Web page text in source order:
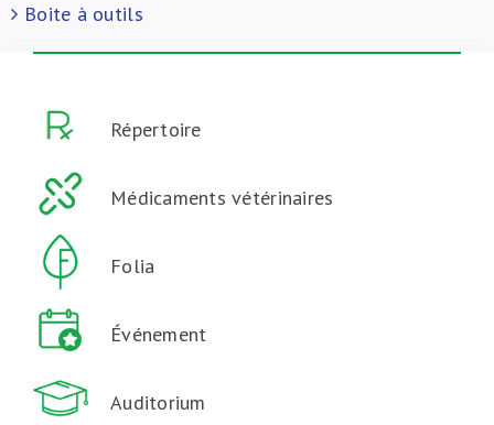
Boite à outils
Répertoire
Médicaments vétérinaires
Folia
Événement
Auditorium